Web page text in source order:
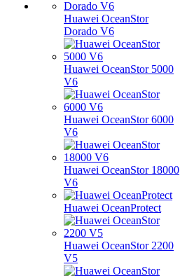
Huawei OceanStor
Dorado V6
Huawei OceanStor 5000
V6
Huawei OceanStor 6000
V6
Huawei OceanStor 18000
V6
Huawei OceanProtect
Huawei OceanStor 2200
V5